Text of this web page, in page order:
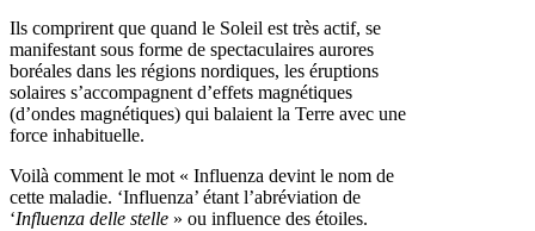
Ils comprirent que quand le Soleil est très actif, se
manifestant sous forme de spectaculaires aurores
boréales dans les régions nordiques, les éruptions
solaires s’accompagnent d’effets magnétiques
(d’ondes magnétiques) qui balaient la Terre avec une
force inhabituelle.
Voilà comment le mot « Influenza devint le nom de
cette maladie. ‘Influenza’ étant l’abréviation de
‘Influenza delle stelle » ou influence des étoiles.